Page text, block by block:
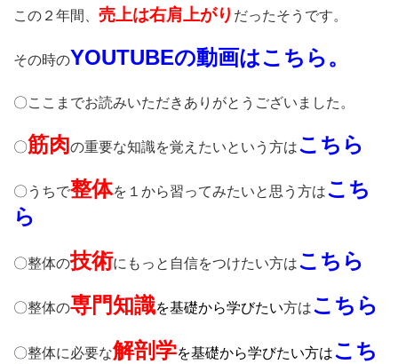
この２年間、 売上は右肩上がり だったそうです。
その時のYOUTUBEの動画はこちら。
〇ここまでお読みいただきありがとうございました。
〇筋肉の重要な知識を覚えたいという方はこちら
〇うちで整体を１から習ってみたいと思う方はこち
ら
〇整体の技術にもっと自信をつけたい方はこちら
〇整体の専門知識を基礎から学びたい方はこちら
〇整体に必要な解剖学を基礎から学びたい方はこち